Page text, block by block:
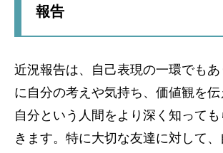
報告
近況報告は、自己表現の一環でも
に自分の考えや気持ち、価値観を伝
自分という人間をより深く知って
きます。特に大切な友達に対して